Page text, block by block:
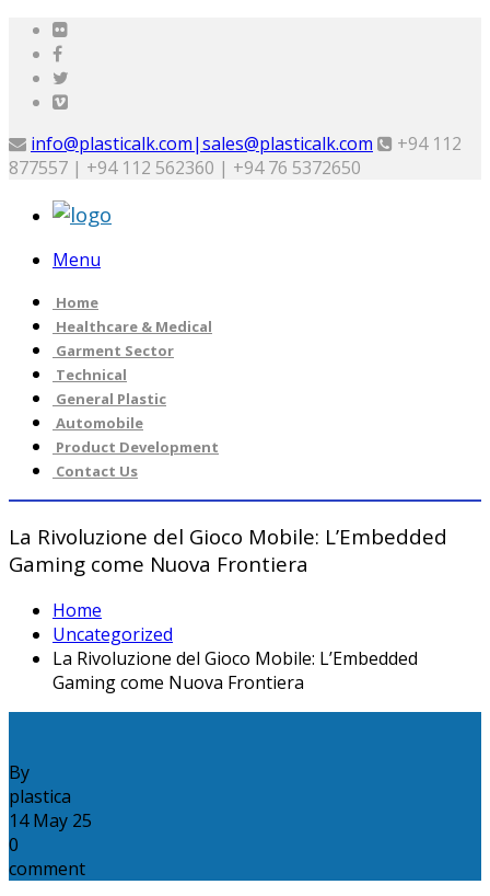
info@plasticalk.com|sales@plasticalk.com
+94 112
877557 | +94 112 562360 | +94 76 5372650
Menu
Home
Healthcare & Medical
Garment Sector
Technical
General Plastic
Automobile
Product Development
Contact Us
La Rivoluzione del Gioco Mobile: L’Embedded
Gaming come Nuova Frontiera
Home
Uncategorized
La Rivoluzione del Gioco Mobile: L’Embedded
Gaming come Nuova Frontiera
By
plastica
14 May 25
0
comment